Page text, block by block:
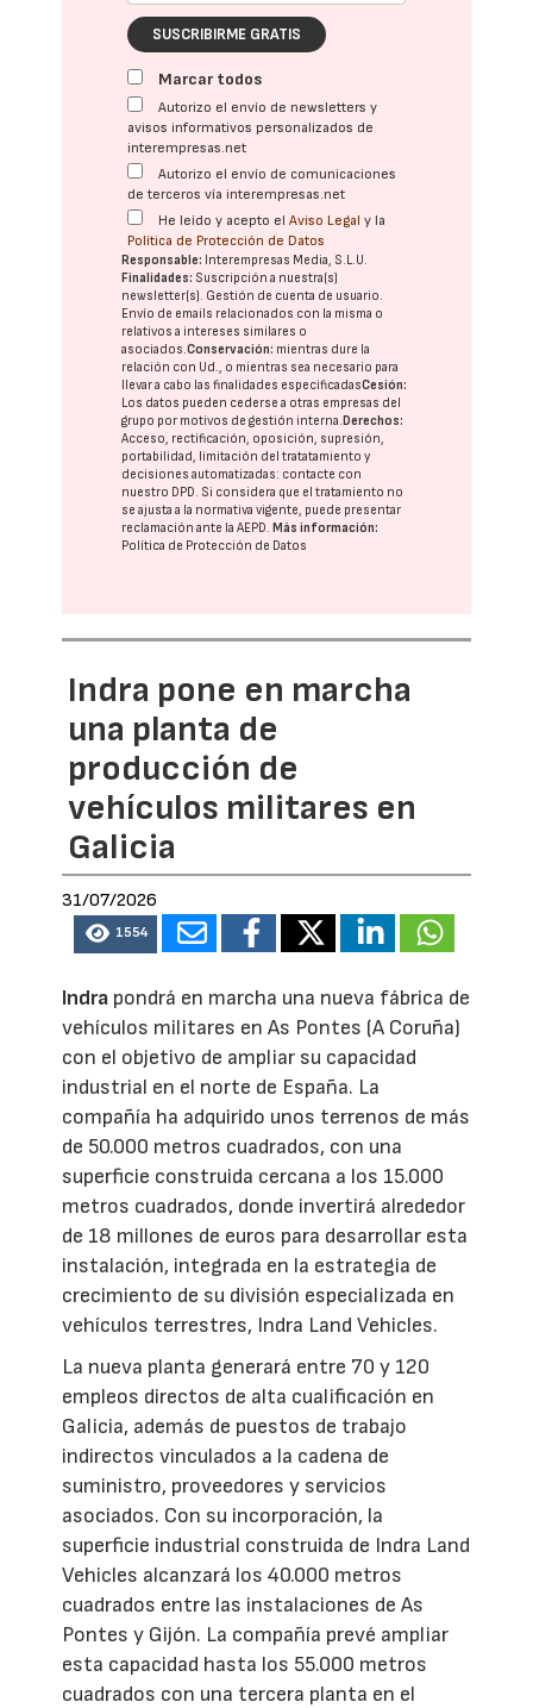
SUSCRIBIRME GRATIS
Marcar todos
Autorizo el envío de newsletters y
avisos informativos personalizados de
interempresas.net
Autorizo el envío de comunicaciones
de terceros vía interempresas.net
He leído y acepto elAviso Legal y la
Política de Protección de Datos
Responsable: Interempresas Media, S.L.U.
Finalidades: Suscripción a nuestra(s)
newsletter(s). Gestión de cuenta de usuario.
Envío de emails relacionados con la misma o
relativos a intereses similares o
asociados.Conservación: mientras dure la
relación con Ud., o mientras sea necesario para
llevar a cabo las finalidades especificadasCesión:
Los datos pueden cederse a otras empresas del
grupo por motivos de gestión interna.Derechos:
Acceso, rectificación, oposición, supresión,
portabilidad, limitación del tratatamiento y
decisiones automatizadas: contacte con
nuestro DPD. Si considera que el tratamiento no
se ajusta a la normativa vigente, puede presentar
reclamación ante laAEPD.Más información:
Política de Protección de Datos
Indra pone en marcha
una planta de
producción de
vehículos militares en
Galicia
31/07/2026
1554
Indra pondrá en marcha una nueva fábrica de
vehículos militares en As Pontes (A Coruña)
con el objetivo de ampliar su capacidad
industrial en el norte de España. La
compañía ha adquirido unos terrenos de más
de 50.000 metros cuadrados, con una
superficie construida cercana a los 15.000
metros cuadrados, donde invertirá alrededor
de 18 millones de euros para desarrollar esta
instalación, integrada en la estrategia de
crecimiento de su división especializada en
vehículos terrestres, Indra Land Vehicles.
La nueva planta generará entre 70 y 120
empleos directos de alta cualificación en
Galicia, además de puestos de trabajo
indirectos vinculados a la cadena de
suministro, proveedores y servicios
asociados. Con su incorporación, la
superficie industrial construida de Indra Land
Vehicles alcanzará los 40.000 metros
cuadrados entre las instalaciones de As
Pontes y Gijón. La compañía prevé ampliar
esta capacidad hasta los 55.000 metros
cuadrados con una tercera planta en el